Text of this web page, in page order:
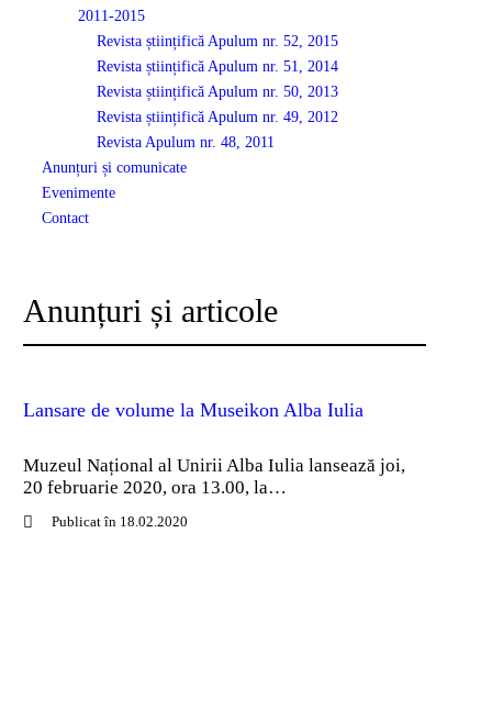
2011-2015
Revista științifică Apulum nr. 52, 2015
Revista științifică Apulum nr. 51, 2014
Revista științifică Apulum nr. 50, 2013
Revista științifică Apulum nr. 49, 2012
Revista Apulum nr. 48, 2011
Anunțuri și comunicate
Evenimente
Contact
Anunțuri și articole
Lansare de volume la Museikon Alba Iulia
Muzeul Național al Unirii Alba Iulia lansează joi,
20 februarie 2020, ora 13.00, la…
Publicat în 18.02.2020